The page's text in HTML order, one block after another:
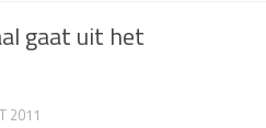
gaat uit het
2011